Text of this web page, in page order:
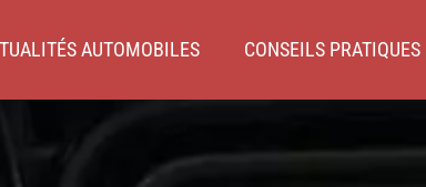
AUTOMOBILES CONSEILS PRATIQUES